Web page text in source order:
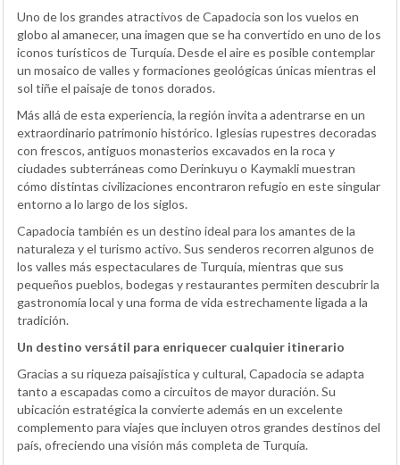
Uno de los grandes atractivos de Capadocia son los vuelos en
globo al amanecer, una imagen que se ha convertido en uno de los
iconos turísticos de Turquía. Desde el aire es posible contemplar
un mosaico de valles y formaciones geológicas únicas mientras el
sol tiñe el paisaje de tonos dorados.
Más allá de esta experiencia, la región invita a adentrarse en un
extraordinario patrimonio histórico. Iglesias rupestres decoradas
con frescos, antiguos monasterios excavados en la roca y
ciudades subterráneas como Derinkuyu o Kaymakli muestran
cómo distintas civilizaciones encontraron refugio en este singular
entorno a lo largo de los siglos.
Capadocia también es un destino ideal para los amantes de la
naturaleza y el turismo activo. Sus senderos recorren algunos de
los valles más espectaculares de Turquía, mientras que sus
pequeños pueblos, bodegas y restaurantes permiten descubrir la
gastronomía local y una forma de vida estrechamente ligada a la
tradición.
Un destino versátil para enriquecer cualquier itinerario
Gracias a su riqueza paisajística y cultural, Capadocia se adapta
tanto a escapadas como a circuitos de mayor duración. Su
ubicación estratégica la convierte además en un excelente
complemento para viajes que incluyen otros grandes destinos del
país, ofreciendo una visión más completa de Turquía.